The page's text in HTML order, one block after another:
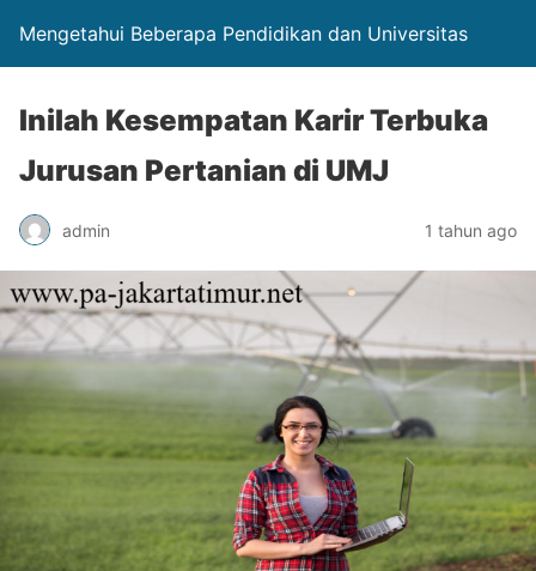
Mengetahui Beberapa Pendidikan dan Universitas
Inilah Kesempatan Karir Terbuka
Jurusan Pertanian di UMJ
admin 1 tahun ago